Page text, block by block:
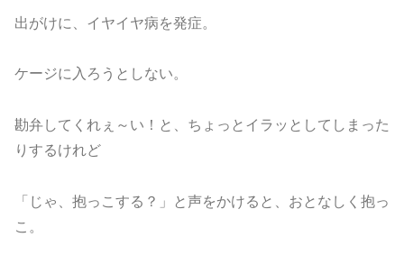
出がけに、イヤイヤ病を発症。
ケージに入ろうとしない。
勘弁してくれぇ～い！と、ちょっとイラッとしてしまった
りするけれど
「じゃ、抱っこする？」と声をかけると、おとなしく抱っ
こ。